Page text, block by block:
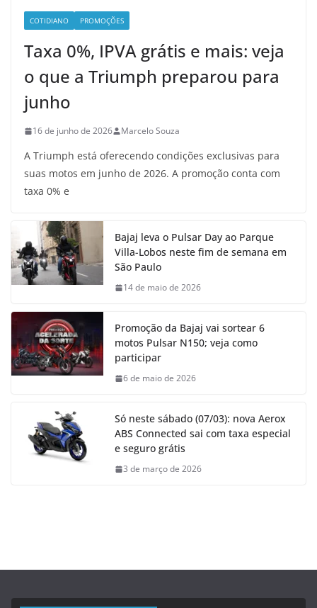
COTIDIANO PROMOÇÕES
Taxa 0%, IPVA grátis e mais: veja
o que a Triumph preparou para
junho
16 de junho de 2026 Marcelo Souza
A Triumph está oferecendo condições exclusivas para
suas motos em junho de 2026. A promoção conta com
taxa 0% e
Bajaj leva o Pulsar Day ao Parque
Villa-Lobos neste fim de semana em
São Paulo
14 de maio de 2026
Promoção da Bajaj vai sortear 6
motos Pulsar N150; veja como
participar
6 de maio de 2026
Só neste sábado (07/03): nova Aerox
ABS Connected sai com taxa especial
e seguro grátis
3 de março de 2026